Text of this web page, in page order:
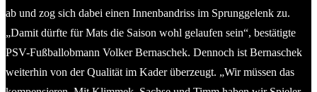
ab und zog sich dabei einen Innenbandriss im Sprunggelenk zu.
„Damit dürfte für Mats die Saison wohl gelaufen sein“, bestätigte
PSV-Fußballobmann Volker Bernaschek. Dennoch ist Bernaschek
weiterhin von der Qualität im Kader überzeugt. „Wir müssen das